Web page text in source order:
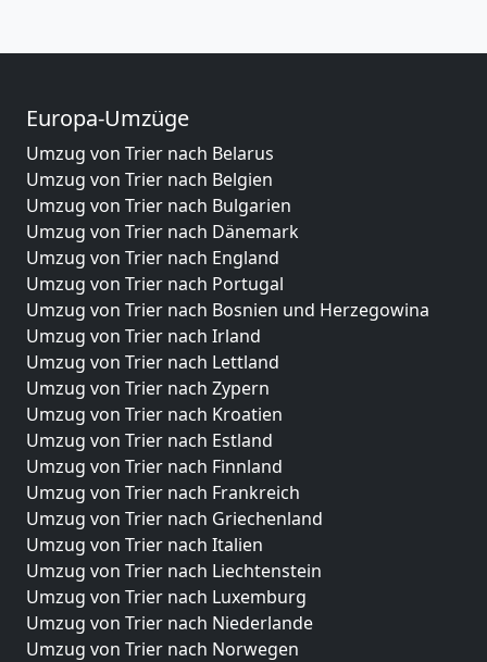
Europa-Umzüge
Umzug von Trier nach Belarus
Umzug von Trier nach Belgien
Umzug von Trier nach Bulgarien
Umzug von Trier nach Dänemark
Umzug von Trier nach England
Umzug von Trier nach Portugal
Umzug von Trier nach Bosnien und Herzegowina
Umzug von Trier nach Irland
Umzug von Trier nach Lettland
Umzug von Trier nach Zypern
Umzug von Trier nach Kroatien
Umzug von Trier nach Estland
Umzug von Trier nach Finnland
Umzug von Trier nach Frankreich
Umzug von Trier nach Griechenland
Umzug von Trier nach Italien
Umzug von Trier nach Liechtenstein
Umzug von Trier nach Luxemburg
Umzug von Trier nach Niederlande
Umzug von Trier nach Norwegen